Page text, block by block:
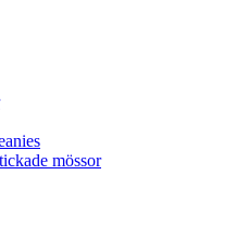
mössor